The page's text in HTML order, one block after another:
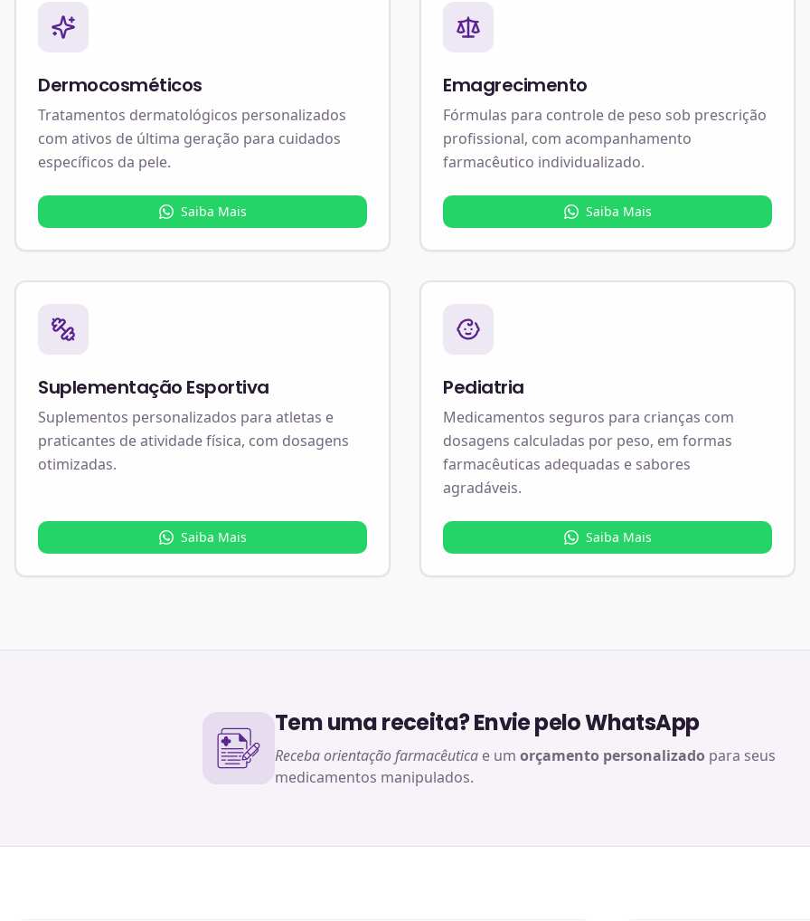
Dermocosméticos
Tratamentos dermatológicos personalizados
com ativos de última geração para cuidados
específicos da pele.
Saiba Mais
Emagrecimento
Fórmulas para controle de peso sob prescrição
profissional, com acompanhamento
farmacêutico individualizado.
Saiba Mais
Suplementação Esportiva
Suplementos personalizados para atletas e
praticantes de atividade física, com dosagens
otimizadas.
Saiba Mais
Pediatria
Medicamentos seguros para crianças com
dosagens calculadas por peso, em formas
farmacêuticas adequadas e sabores
agradáveis.
Saiba Mais
Tem uma receita? Envie pelo WhatsApp
Receba orientação farmacêutica e um orçamento personalizado para seus
medicamentos manipulados.